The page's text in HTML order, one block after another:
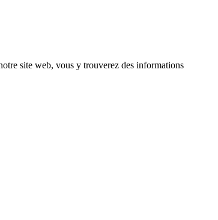
site web, vous y trouverez des informations